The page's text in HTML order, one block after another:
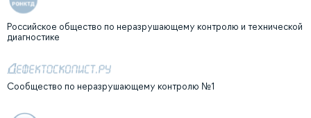
Российское общество по неразрушающему контролю и технической
диагностике
Сообщество по неразрушающему контролю №1